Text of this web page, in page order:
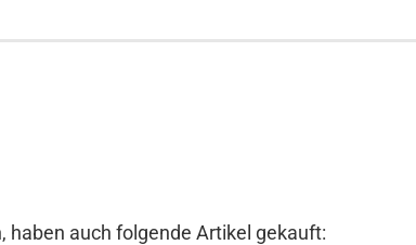
haben auch folgende Artikel gekauft: